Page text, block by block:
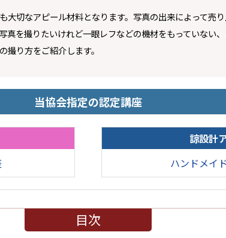
切なアピール材料となります。写真の出来によって売
真を撮りたいけれど一眼レフなどの機材をもっていない
り方をご紹介します。
当協会指定の認定講座
諒設計
ハンドメイ
目次